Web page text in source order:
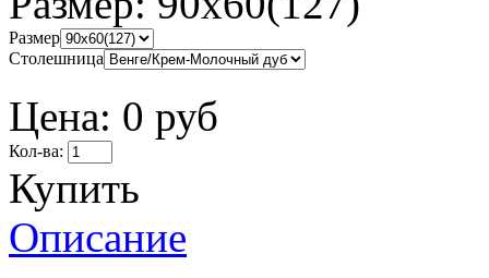
Размер
Столешница
Цена: 0 руб
Кол-ва:
Купить
Описание